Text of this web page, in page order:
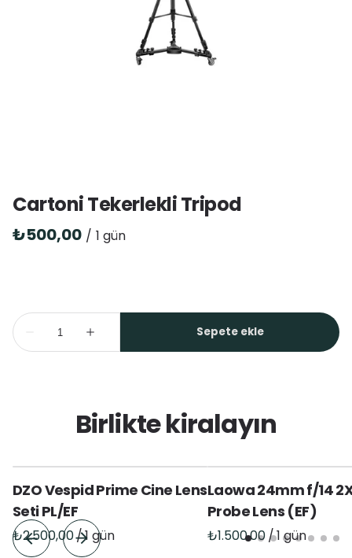
Cartoni Tekerlekli Tripod
/
Birlikte kiralayın
DZO Vespid Prime Cine Lens
Seti PL/EF
/
Laowa 24mm f/14
Probe Lens (EF)
/